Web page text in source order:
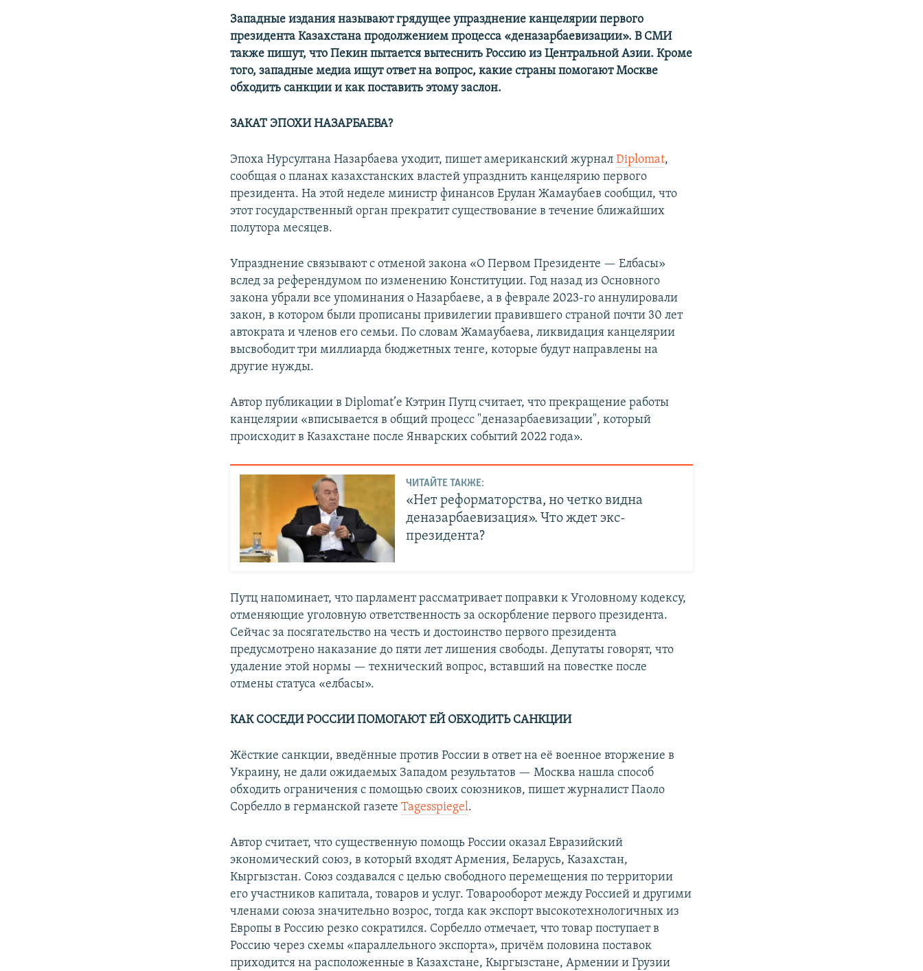
Западные издания называют грядущее упразднение канцелярии первого
президента Казахстана продолжением процесса «деназарбаевизации». В СМИ
также пишут, что Пекин пытается вытеснить Россию из Центральной Азии. Кроме
того, западные медиа ищут ответ на вопрос, какие страны помогают Москве
обходить санкции и как поставить этому заслон.
ЗАКАТ ЭПОХИ НАЗАРБАЕВА?
Эпоха Нурсултана Назарбаева уходит, пишет американский журналDiplomat,
сообщая о планах казахстанских властей упразднить канцелярию первого
президента. На этой неделе министр финансов Ерулан Жамаубаев сообщил, что
этот государственный орган прекратит существование в течение ближайших
полутора месяцев.
Упразднение связывают с отменой закона «О Первом Президенте — Елбасы»
вслед за референдумом по изменению Конституции. Год назад из Основного
закона убрали все упоминания о Назарбаеве, а в феврале 2023-го аннулировали
закон, в котором были прописаны привилегии правившего страной почти 30 лет
автократа и членов его семьи. По словам Жамаубаева, ликвидация канцелярии
высвободит три миллиарда бюджетных тенге, которые будут направлены на
другие нужды.
Автор публикации в Diplomat’е Кэтрин Путц считает, что прекращение работы
канцелярии «вписывается в общий процесс "деназарбаевизации", который
происходит в Казахстане после Январских событий 2022 года».
ЧИТАЙТЕ ТАКЖЕ:
«Нет реформаторства, но четко видна
деназарбаевизация». Что ждет экс-
президента?
Путц напоминает, что парламент рассматривает поправки к Уголовному кодексу,
отменяющие уголовную ответственность за оскорбление первого президента.
Сейчас за посягательство на честь и достоинство первого президента
предусмотрено наказание до пяти лет лишения свободы. Депутаты говорят, что
удаление этой нормы — технический вопрос, вставший на повестке после
отмены статуса «елбасы».
КАК СОСЕДИ РОССИИ ПОМОГАЮТ ЕЙ ОБХОДИТЬ САНКЦИИ
Жёсткие санкции, введённые против России в ответ на её военное вторжение в
Украину, не дали ожидаемых Западом результатов — Москва нашла способ
обходить ограничения с помощью своих союзников, пишет журналист Паоло
Сорбелло в германской газетеTagesspiegel.
Автор считает, что существенную помощь России оказал Евразийский
экономический союз, в который входят Армения, Беларусь, Казахстан,
Кыргызстан. Союз создавался с целью свободного перемещения по территории
его участников капитала, товаров и услуг. Товарооборот между Россией и другими
членами союза значительно возрос, тогда как экспорт высокотехнологичных из
Европы в Россию резко сократился. Сорбелло отмечает, что товар поступает в
Россию через схемы «параллельного экспорта», причём половина поставок
приходится на расположенные в Казахстане, Кыргызстане, Армении и Грузии